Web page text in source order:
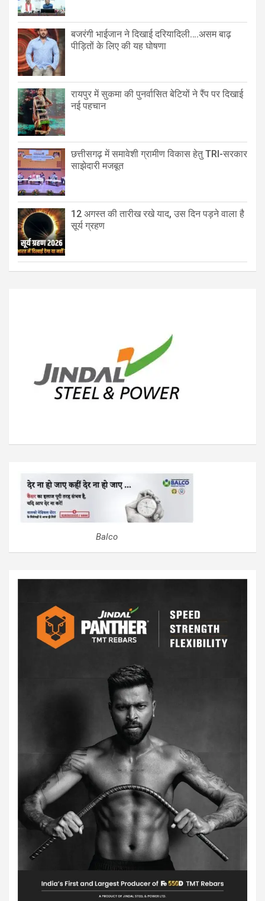
बजरंगी भाईजान ने दिखाई दरियादिली….असम बाढ़
पीड़ितों के लिए की यह घोषणा
रायपुर में सुकमा की पुनर्वासित बेटियों ने रैंप पर दिखाई
नई पहचान
छत्तीसगढ़ में समावेशी ग्रामीण विकास हेतु TRI-सरकार
साझेदारी मजबूत
12 अगस्त की तारीख रखे याद, उस दिन पड़ने वाला है
सूर्य ग्रहण
Balco